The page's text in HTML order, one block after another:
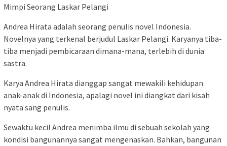
Mimpi Seorang Laskar Pelangi
Andrea Hirata adalah seorang penulis novel Indonesia.
Novelnya yang terkenal berjudul Laskar Pelangi. Karyanya tiba-
tiba menjadi pembicaraan dimana-mana, terlebih di dunia
sastra.
Karya Andrea Hirata dianggap sangat mewakili kehidupan
anak-anak di Indonesia, apalagi novel ini diangkat dari kisah
nyata sang penulis.
Sewaktu kecil Andrea menimba ilmu di sebuah sekolah yang
kondisi bangunannya sangat mengenaskan. Bahkan, bangunan